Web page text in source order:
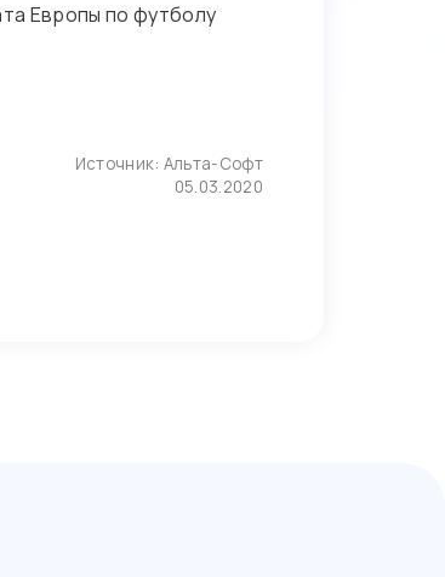
Европы по футболу
Источник: Альта-Софт
05.03.2020